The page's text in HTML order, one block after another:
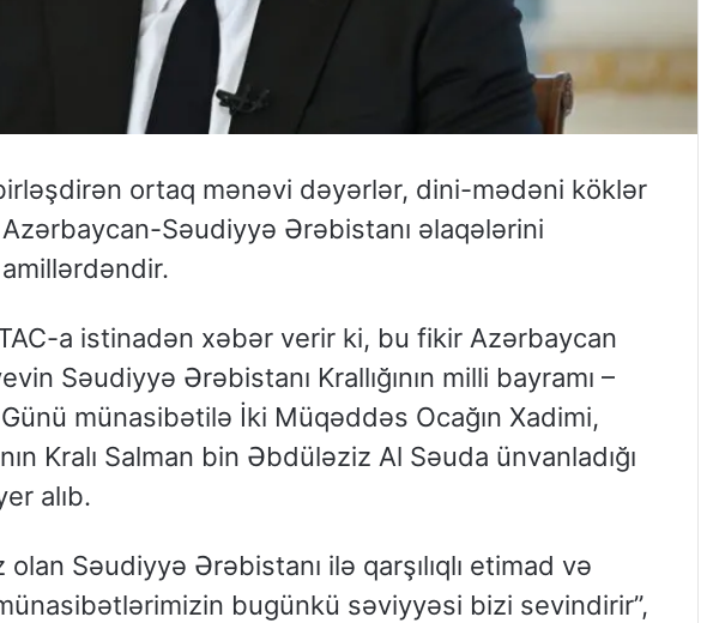
birləşdirən ortaq mənəvi dəyərlər, dini-mədəni köklər
Səudiyyə Ərəbistanı əlaqələrini
a istinadən xəbər verir ki, bu fikir Azərbaycan
Səudiyyə Ərəbistanı Krallığının milli bayramı –
Günü münasibətilə İki Müqəddəs Ocağın Xadimi,
Kralı Salman bin Əbdüləziz Al Səuda ünvanladığı
alıb.
olan Səudiyyə Ərəbistanı ilə qarşılıqlı etimad və
bugünkü səviyyəsi bizi sevindirir”,